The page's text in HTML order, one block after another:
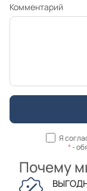
Комментарий
Я
*-
Почему